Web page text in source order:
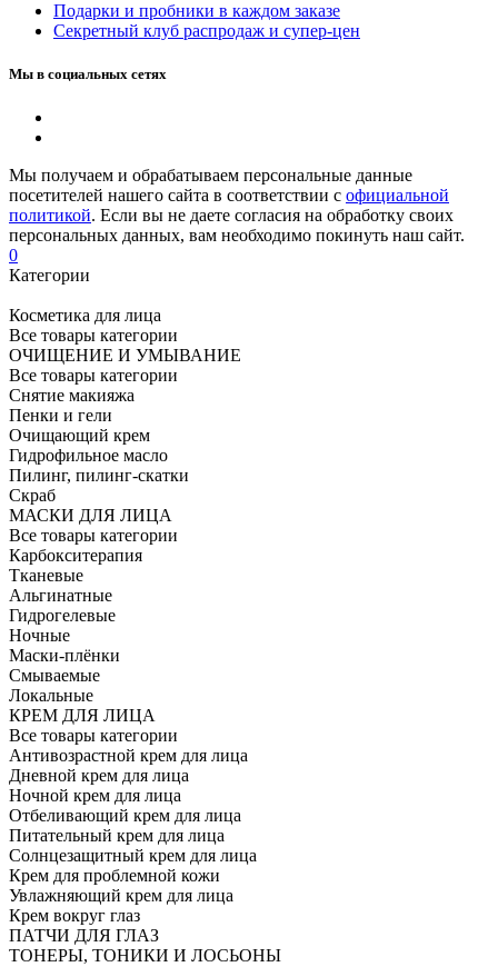
Подарки и пробники в каждом заказе
Секретный клуб распродаж и супер-цен
Мы в социальных сетях
Мы получаем и обрабатываем персональные данные
посетителей нашего сайта в соответствии с официальной
политикой. Если вы не даете согласия на обработку своих
персональных данных, вам необходимо покинуть наш сайт.
0
Категории
Косметика для лица
Все товары категории
ОЧИЩЕНИЕ И УМЫВАНИЕ
Все товары категории
Снятие макияжа
Пенки и гели
Очищающий крем
Гидрофильное масло
Пилинг, пилинг-скатки
Скраб
МАСКИ ДЛЯ ЛИЦА
Все товары категории
Карбокситерапия
Тканевые
Альгинатные
Гидрогелевые
Ночные
Маски-плёнки
Смываемые
Локальные
КРЕМ ДЛЯ ЛИЦА
Все товары категории
Антивозрастной крем для лица
Дневной крем для лица
Ночной крем для лица
Отбеливающий крем для лица
Питательный крем для лица
Солнцезащитный крем для лица
Крем для проблемной кожи
Увлажняющий крем для лица
Крем вокруг глаз
ПАТЧИ ДЛЯ ГЛАЗ
ТОНЕРЫ, ТОНИКИ И ЛОСЬОНЫ